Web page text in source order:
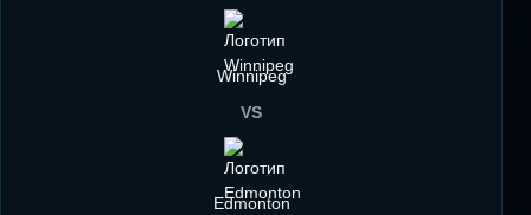
Winnipeg
VS
Edmonton